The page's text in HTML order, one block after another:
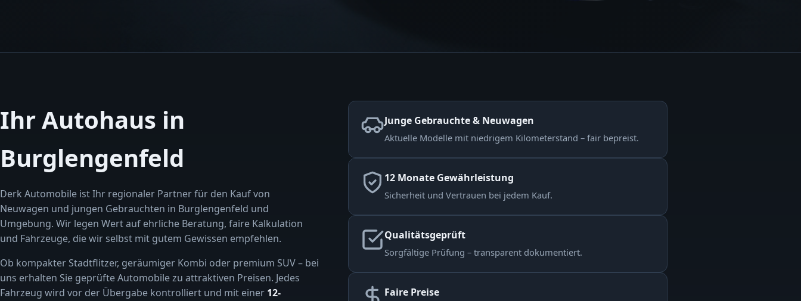
Ihr Autohaus in
Burglengenfeld
Derk Automobile ist Ihr regionaler Partner für den Kauf von
Neuwagen und jungen Gebrauchten in Burglengenfeld und
Umgebung. Wir legen Wert auf ehrliche Beratung, faire Kalkulation
und Fahrzeuge, die wir selbst mit gutem Gewissen empfehlen.
Ob kompakter Stadtflitzer, geräumiger Kombi oder premium SUV – bei
uns erhalten Sie geprüfte Automobile zu attraktiven Preisen. Jedes
Fahrzeug wird vor der Übergabe kontrolliert und mit einer 12-
Junge Gebrauchte & Neuwagen
Aktuelle Modelle mit niedrigem Kilometerstand – fair bepreist.
12 Monate Gewährleistung
Sicherheit und Vertrauen bei jedem Kauf.
Qualitätsgeprüft
Sorgfältige Prüfung – transparent dokumentiert.
Faire Preise